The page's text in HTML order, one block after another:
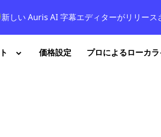
価格設定 プロによるローカ
新しい Auris AI 字幕エディターがリリー